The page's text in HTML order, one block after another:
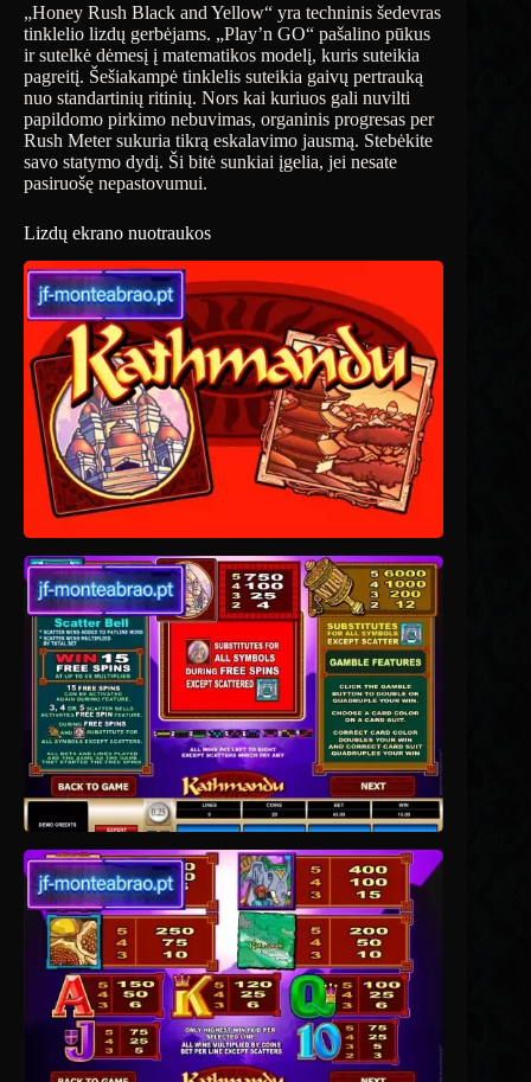
„Honey Rush Black and Yellow“ yra techninis šedevras
tinklelio lizdų gerbėjams. „Play’n GO“ pašalino pūkus
ir sutelkė dėmesį į matematikos modelį, kuris suteikia
pagreitį. Šešiakampė tinklelis suteikia gaivų pertrauką
nuo standartinių ritinių. Nors kai kuriuos gali nuvilti
papildomo pirkimo nebuvimas, organinis progresas per
Rush Meter sukuria tikrą eskalavimo jausmą. Stebėkite
savo statymo dydį. Ši bitė sunkiai įgelia, jei nesate
pasiruošę nepastovumui.
Lizdų ekrano nuotraukos